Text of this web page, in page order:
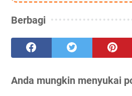
Berbagi
Anda mungkin menyukai